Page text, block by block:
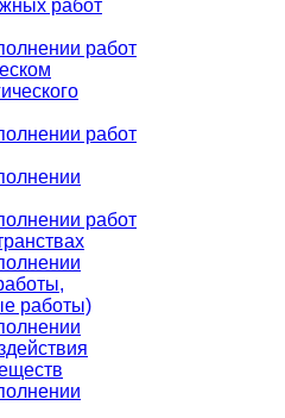
работ
работ
работ
работ
работы)